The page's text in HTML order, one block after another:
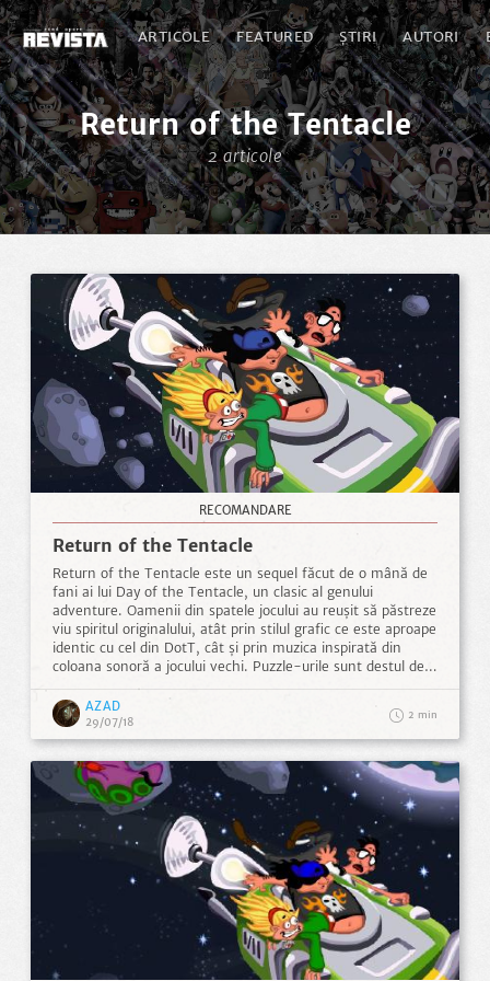
ARTICOLE FEATURED ȘTIRI AUTORI
Return of the Tentacle
2 articole
RECOMANDARE
Return of the Tentacle
Return of the Tentacle este un sequel făcut de o mână de
fani ai lui Day of the Tentacle, un clasic al genului
adventure. Oamenii din spatele jocului au reușit să păstreze
viu spiritul originalului, atât prin stilul grafic ce este aproape
identic cu cel din DotT, cât și prin muzica inspirată din
coloana sonoră a jocului vechi. Puzzle-urile sunt destul de
trimitere la logica întortocheată a lui DotT. Am fost plăcut
surprins, de asemenea, de cât de line sunt tranzițiile între
scene și cât de curat funcționează interfața. ...
AZAD
29/07/18
2